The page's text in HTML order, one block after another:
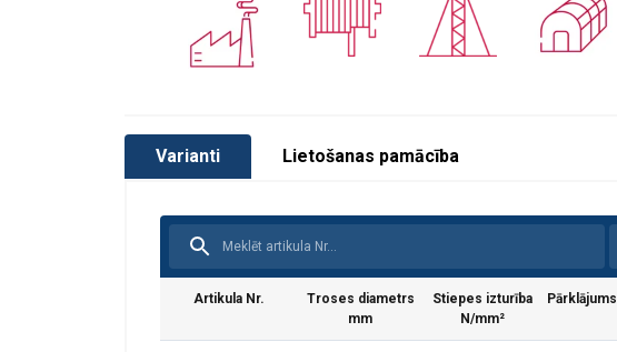
Varianti Lietošanas pamācība
Artikula Nr.
Troses diametrs
mm
Stiepes izturība
N/mm²
Pārklājums
Lietošanas pamācība